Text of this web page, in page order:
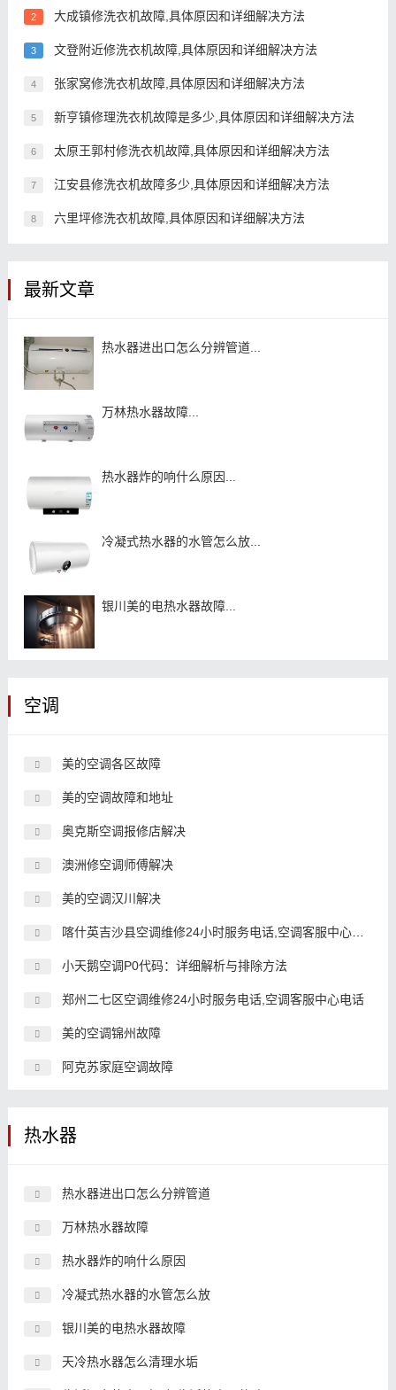
2 大成镇修洗衣机故障,具体原因和详细解决方法
3 文登附近修洗衣机故障,具体原因和详细解决方法
4 张家窝修洗衣机故障,具体原因和详细解决方法
5 新亨镇修理洗衣机故障是多少,具体原因和详细解决方法
6 太原王郭村修洗衣机故障,具体原因和详细解决方法
7 江安县修洗衣机故障多少,具体原因和详细解决方法
8 六里坪修洗衣机故障,具体原因和详细解决方法
最新文章
热水器进出口怎么分辨管道...
万林热水器故障...
热水器炸的响什么原因...
冷凝式热水器的水管怎么放...
银川美的电热水器故障...
空调
美的空调各区故障
美的空调故障和地址
奥克斯空调报修店解决
澳洲修空调师傅解决
美的空调汉川解决
喀什英吉沙县空调维修24小时服务电话,空调客服中心电话
小天鹅空调P0代码：详细解析与排除方法
郑州二七区空调维修24小时服务电话,空调客服中心电话
美的空调锦州故障
阿克苏家庭空调故障
热水器
热水器进出口怎么分辨管道
万林热水器故障
热水器炸的响什么原因
冷凝式热水器的水管怎么放
银川美的电热水器故障
天冷热水器怎么清理水垢